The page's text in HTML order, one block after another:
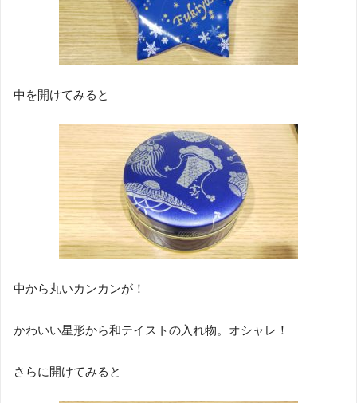
中を開けてみると
中から丸いカンカンが！
かわいい星形から和テイストの入れ物。オシャレ！
さらに開けてみると